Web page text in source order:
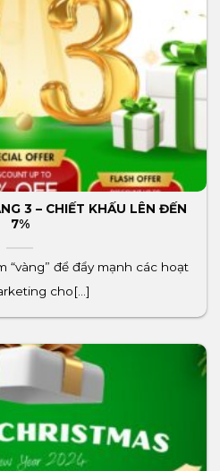
3 – CHIẾT KHẤU LÊN ĐẾN
7%
“vàng” để đẩy mạnh các hoạt
cho[...]